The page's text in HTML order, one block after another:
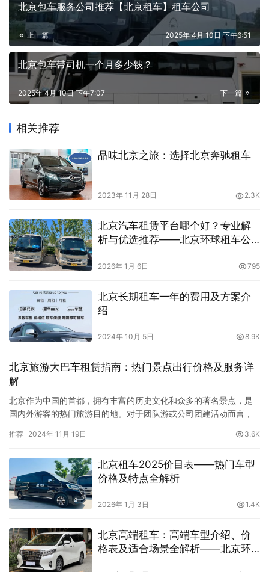
北京包车服务公司推荐【北京租车】租车公司
上一篇 2025年 4月 10日 下午6:51
北京包车带司机一个月多少钱？
下一篇
2025年 4月 10日 下午7:07
相关推荐
品味北京之旅：选择北京奔驰租车
2023年 11月 28日 2.3K
北京汽车租赁平台哪个好？专业解
析与优选推荐——北京环球租车公
2026年 1月 6日 795
北京长期租车一年的费用及方案介
绍
2024年 10月 5日 8.9K
北京旅游大巴车租赁指南：热门景点出行价格及服务详
解
北京作为中国的首都，拥有丰富的历史文化和众多的著名景点，是
国内外游客的热门旅游目的地。对于团队游或公司团建活动而言，
北京大巴租赁的领先品牌，以优质的服务和灵活的定制方案，成为
格、车型及导游服务，并推荐适合游览热门景点的方案，助您轻松
畅游北京。 一…
推荐 2024年 11月 19日 3.6K
北京租车2025价目表——热门车型
价格及特点全解析
2026年 1月 3日 1.4K
北京高端租车：高端车型介绍、价
格表及适合场景全解析——北京环